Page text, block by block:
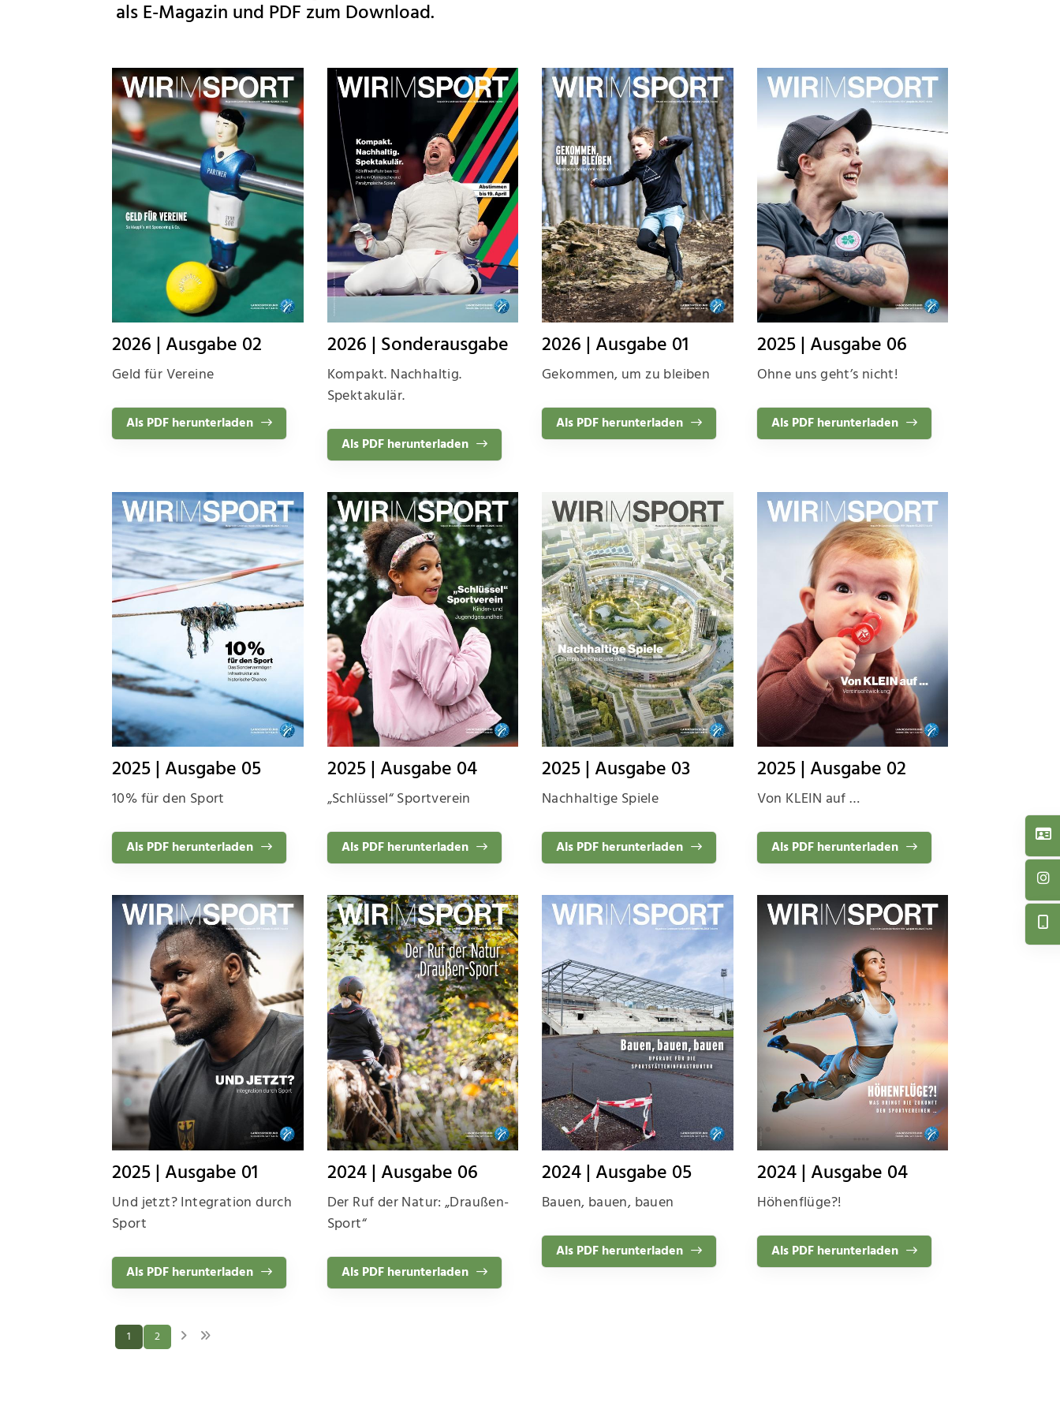
als E-Magazin und PDF zum Download.
2026 | Ausgabe 02
Geld für Vereine
Als PDF herunterladen
2026 | Sonderausgabe
Kompakt. Nachhaltig.
Spektakulär.
Als PDF herunterladen
2026 | Ausgabe 01
Gekommen, um zu bleiben
Als PDF herunterladen
2025 | Ausgabe 06
Ohne uns geht’s nicht!
Als PDF herunterladen
2025 | Ausgabe 05
10% für den Sport
Als PDF herunterladen
2025 | Ausgabe 04
„Schlüssel“ Sportverein
Als PDF herunterladen
2025 | Ausgabe 03
Nachhaltige Spiele
Als PDF herunterladen
2025 | Ausgabe 02
Von KLEIN auf …
Als PDF herunterladen
2025 | Ausgabe 01
Und jetzt? Integration durch
Sport
Als PDF herunterladen
2024 | Ausgabe 06
Der Ruf der Natur: „Draußen-
Sport“
Als PDF herunterladen
2024 | Ausgabe 05
Bauen, bauen, bauen
Als PDF herunterladen
2024 | Ausgabe 04
Höhenflüge?!
Als PDF herunterladen
1 2